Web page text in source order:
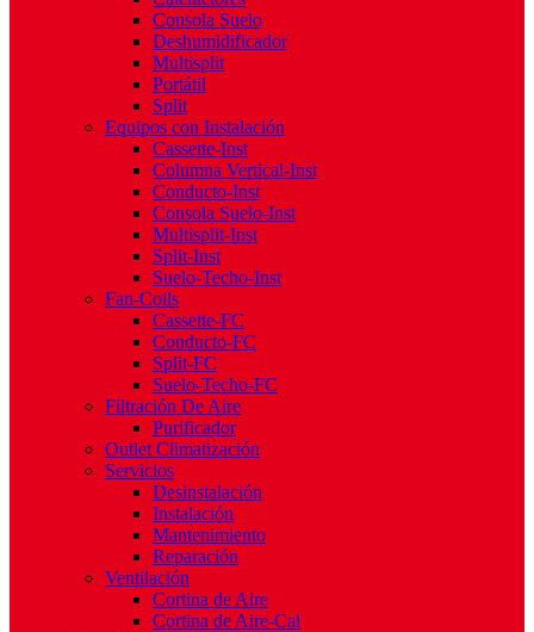
Consola Suelo
Deshumidificador
Multisplit
Portátil
Split
Equipos con Instalación
Cassette-Inst
Columna Vertical-Inst
Conducto-Inst
Consola Suelo-Inst
Multisplit-Inst
Split-Inst
Suelo-Techo-Inst
Fan-Coils
Cassette-FC
Conducto-FC
Split-FC
Suelo-Techo-FC
Filtración De Aire
Purificador
Outlet Climatización
Servicios
Desinstalación
Instalación
Mantenimiento
Reparación
Ventilación
Cortina de Aire
Cortina de Aire-Cal